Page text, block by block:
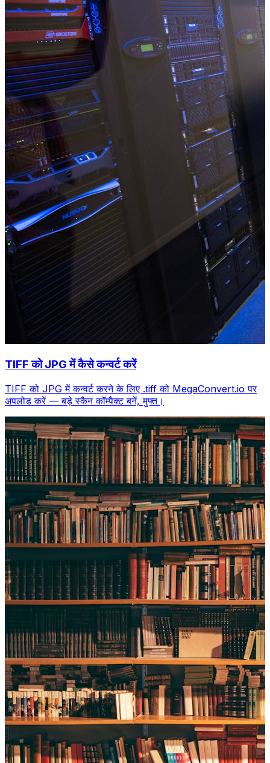
TIFF को JPG में कैसे कन्वर्ट करें
TIFF को JPG में कन्वर्ट करने के लिए .tiff को MegaConvert.io पर
अपलोड करें — बड़े स्कैन कॉम्पैक्ट बनें, मुफ्त।